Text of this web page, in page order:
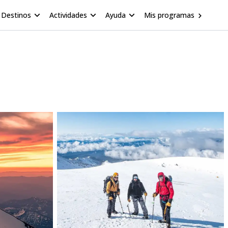
Destinos Actividades Ayuda Mis programas